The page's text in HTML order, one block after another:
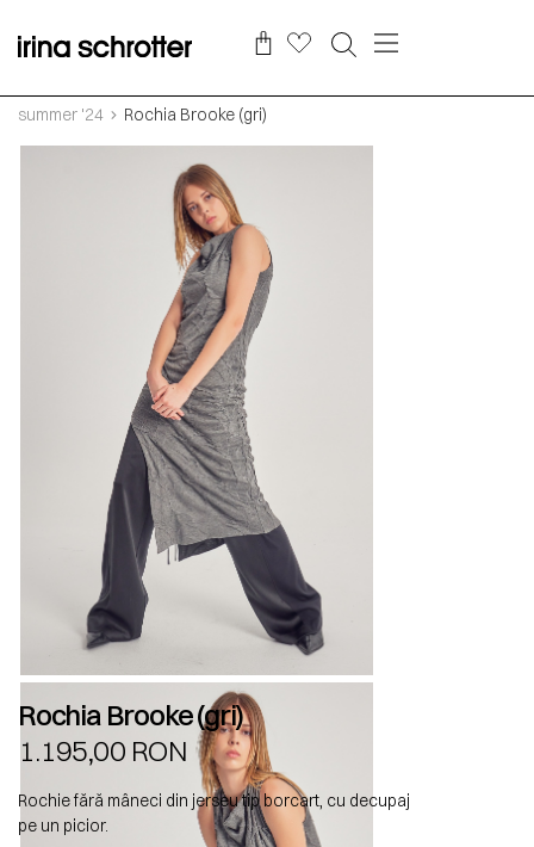
summer '24 Rochia Brooke (gri)
Rochia Brooke (gri)
1.195,00 RON
Rochie fără mâneci din jerseu tip borcart, cu decupaj
pe un picior.